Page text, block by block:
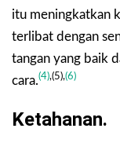
itu meningkatkan
terlibat dengan
tangan yang baik
cara.(4),(5),(6)
Ketahanan.